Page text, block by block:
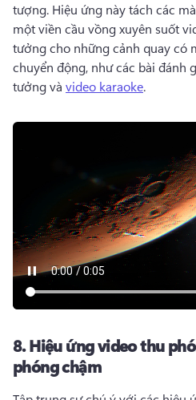
tượng. Hiệu ứng này tách các
một viền cầu vồng xuyên suốt
tưởng cho những cảnh quay có
chuyển động, như các bài đánh
tưởng và video karaoke.
8.Hiệu ứng video thu
phóng chậm